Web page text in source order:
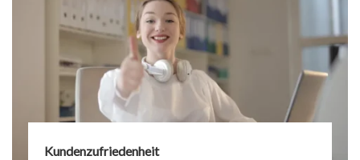
Kundenzufriedenheit